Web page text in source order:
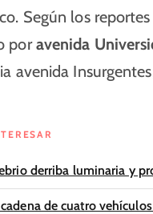
Según los
poravenida
avenida
derriba luminaria y
de cuatro